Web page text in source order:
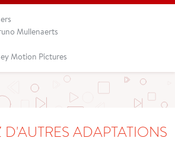
Mullenaerts
Motion Pictures
ADAPTATIONS